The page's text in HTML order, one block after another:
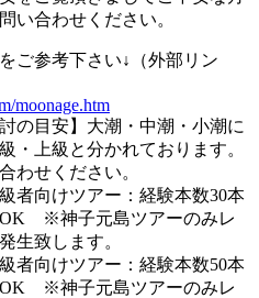
い合わせください。
ご参考下さい↓（外部リン
moonage.htm
の目安】大潮・中潮・小潮に
・上級と分かれております。
わせください。
者向けツアー：経験本数30本
OK ※神子元島ツアーのみレ
生致します。
者向けツアー：経験本数50本
OK ※神子元島ツアーのみレ